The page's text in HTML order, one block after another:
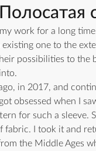
work for a long
one to the
possibilities to
in 2017, and
obsessed when I
for such a sleeve.
fabric. I took it and
the Middle Ages